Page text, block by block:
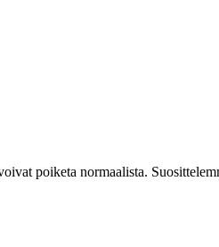
poiketa normaalista.